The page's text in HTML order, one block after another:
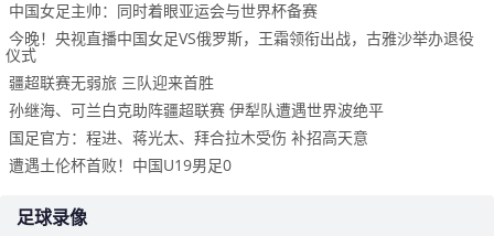
中国女足主帅：同时着眼亚运会与世界杯备赛
今晚！央视直播中国女足VS俄罗斯，王霜领衔出战，古雅沙举办退役
仪式
疆超联赛无弱旅 三队迎来首胜
孙继海、可兰白克助阵疆超联赛 伊犁队遭遇世界波绝平
国足官方：程进、蒋光太、拜合拉木受伤 补招高天意
遭遇土伦杯首败！中国U19男足0
足球录像